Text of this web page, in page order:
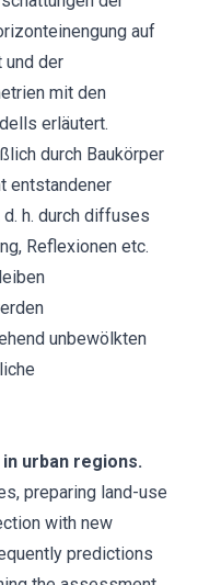
auf
und der
mit den
erläutert.
durch Baukörper
entstandener
h. durch diffuses
Reflexionen etc.
unbewölkten
urban regions.
preparing land-use
with new
predictions